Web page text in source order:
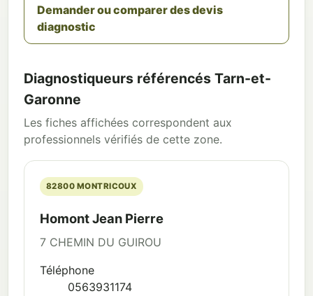
Demander ou comparer des devis
diagnostic
Diagnostiqueurs référencés Tarn-et-
Garonne
Les fiches affichées correspondent aux
professionnels vérifiés de cette zone.
82800 MONTRICOUX
Homont Jean Pierre
7 CHEMIN DU GUIROU
Téléphone
0563931174